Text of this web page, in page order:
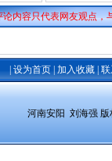
论内容只代表网友观点，
设为首页 加入收藏
河南安阳  刘海强 版